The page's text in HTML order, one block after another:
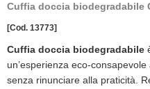
Cuffia doccia biodegradabile
[Cod. 13773]
Cuffia doccia biodegradabile
un’esperienza eco-
senza rinunciare alla praticità.